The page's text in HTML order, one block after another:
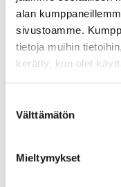
alan
sivustoamme.
tietoja muihin
kerätty, kun olet
valinta
Välttämätön
Mieltymykset
EBEL-002
NOIN V2000
900,00€